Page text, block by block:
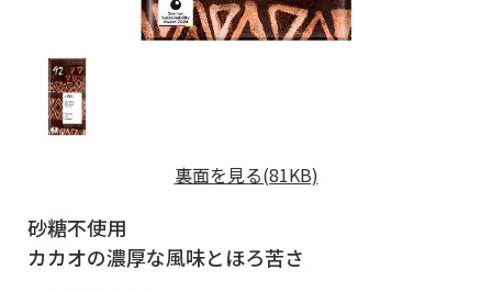
裏面を見る(81KB)
砂糖不使用
カカオの濃厚な風味とほろ苦さ